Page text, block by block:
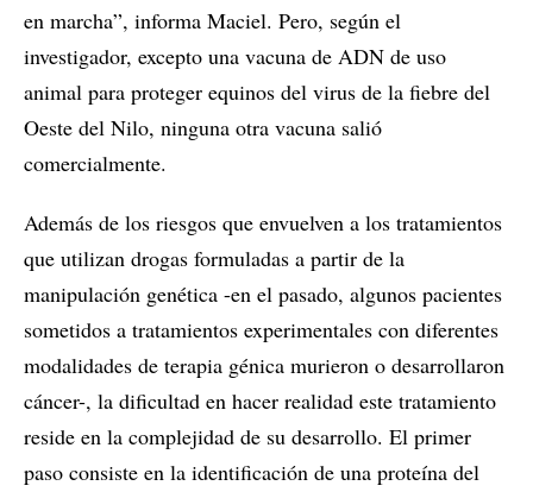
en marcha”, informa Maciel. Pero, según el
investigador, excepto una vacuna de ADN de uso
animal para proteger equinos del virus de la fiebre del
Oeste del Nilo, ninguna otra vacuna salió
comercialmente.
Además de los riesgos que envuelven a los tratamientos
que utilizan drogas formuladas a partir de la
manipulación genética -en el pasado, algunos pacientes
sometidos a tratamientos experimentales con diferentes
modalidades de terapia génica murieron o desarrollaron
cáncer-, la dificultad en hacer realidad este tratamiento
reside en la complejidad de su desarrollo. El primer
paso consiste en la identificación de una proteína del